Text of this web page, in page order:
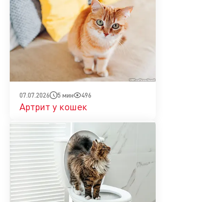
07.07.2026 5 мин 496
Артрит у кошек